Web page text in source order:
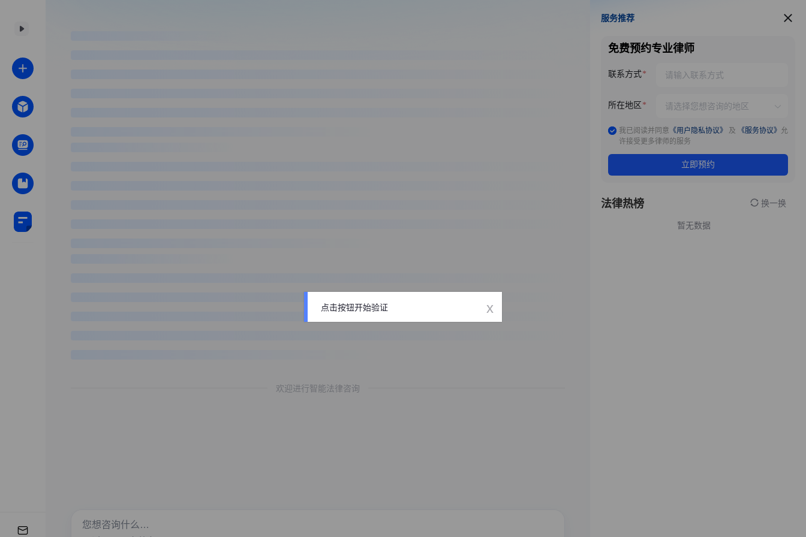
欢迎进行智能法律咨询
服务推荐
服务推荐
免费预约专业律师
联系方式
所在地区
我已阅读并同意 《用户隐私协议》 及 《服务协议》 允
许接受更多律师的服务
立即预约
法律热榜 换一换
暂无数据
点击按钮开始验证 x